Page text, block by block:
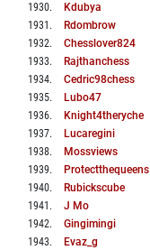
1930. Kdubya
1931 . Rdombrow
1932. Chesslover824
1933. Rajthanchess
1934. Cedric98chess
1935. Lubo47
1936. Knight4theryche
1937. Lucaregini
1938. Mossviews
1939. Protectthequeens
1940. Rubickscube
1941 . J Mo
1942. Gingimingi
1943. Evaz_g